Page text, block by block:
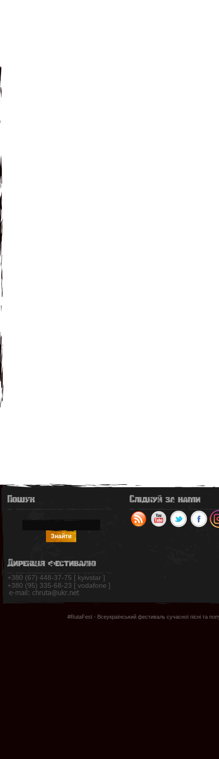
Пошук
Дирекція фестивалю
+380 (67) 448-37-75 [ kyivstar ]
+380 (95) 335-68-23 [ vodafone ]
Слідкуй за нами
#RutaFest - Всеукраїнський фестиваль сучасної пісні та